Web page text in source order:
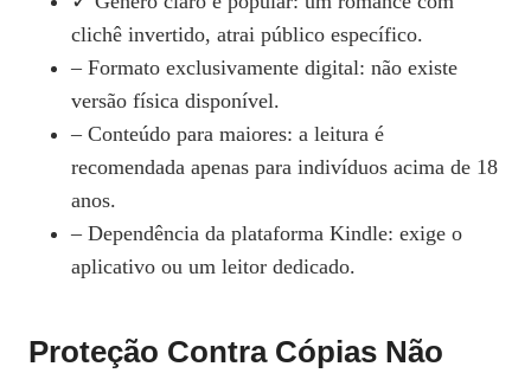
clichê invertido, atrai público específico.
– Formato exclusivamente digital: não existe
versão física disponível.
– Conteúdo para maiores: a leitura é
recomendada apenas para indivíduos acima de 18
anos.
– Dependência da plataforma Kindle: exige o
aplicativo ou um leitor dedicado.
Proteção Contra Cópias Não